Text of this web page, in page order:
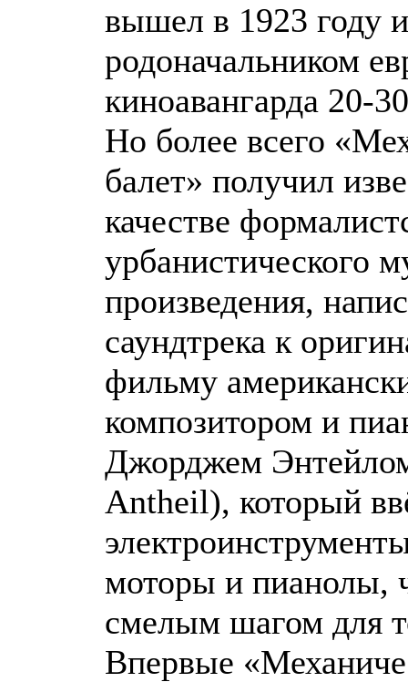
вышел в 1923 году
родоначальником
киноавангарда 20-
Но более всего
балет» получил
качестве
урбанистического
произведения,
саундтрека к
фильму
композитором и
Джорджем
Antheil), который
моторы и пианолы,
смелым шагом для
Впервые